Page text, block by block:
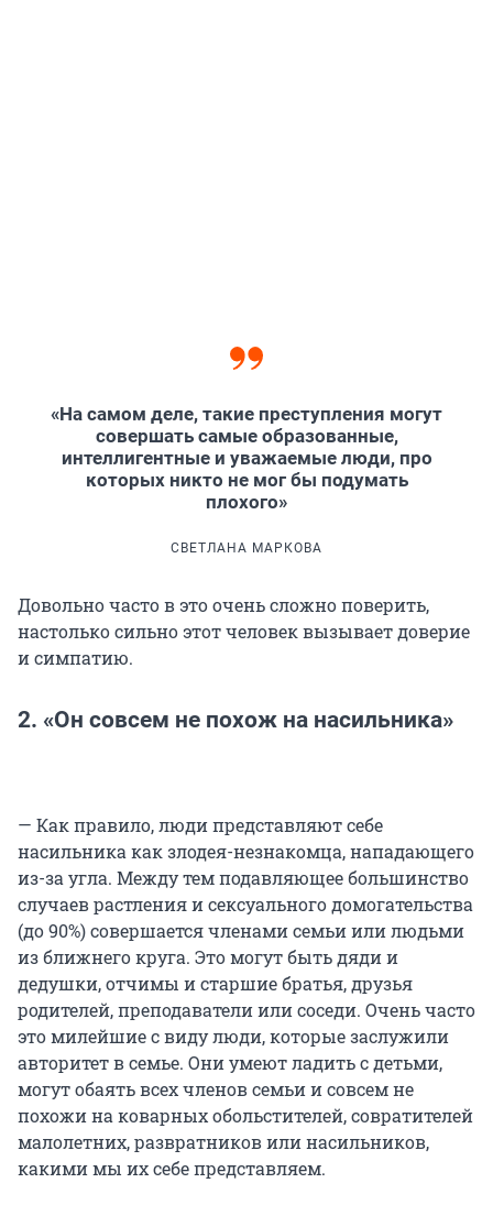
«На самом деле, такие преступления могут
совершать самые образованные,
интеллигентные и уважаемые люди, про
которых никто не мог бы подумать
плохого»
СВЕТЛАНА МАРКОВА
Довольно часто в это очень сложно поверить,
настолько сильно этот человек вызывает доверие
и симпатию.
2. «Он совсем не похож на насильника»
— Как правило, люди представляют себе
насильника как злодея-незнакомца, нападающего
из-за угла. Между тем подавляющее большинство
случаев растления и сексуального домогательства
(до 90%) совершается членами семьи или людьми
из ближнего круга. Это могут быть дяди и
дедушки, отчимы и старшие братья, друзья
родителей, преподаватели или соседи. Очень часто
это милейшие с виду люди, которые заслужили
авторитет в семье. Они умеют ладить с детьми,
могут обаять всех членов семьи и совсем не
похожи на коварных обольстителей, совратителей
малолетних, развратников или насильников,
какими мы их себе представляем.